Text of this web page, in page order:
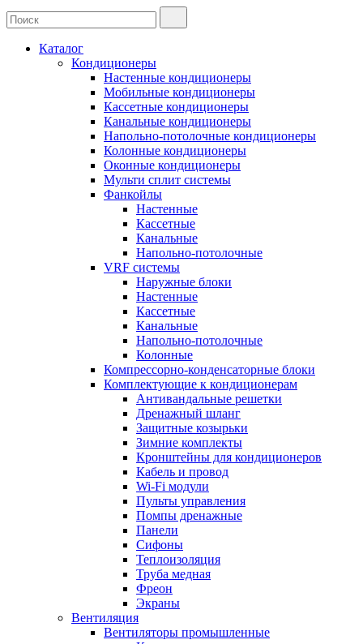
Каталог
Кондиционеры
Настенные кондиционеры
Мобильные кондиционеры
Кассетные кондиционеры
Канальные кондиционеры
Напольно-потолочные кондиционеры
Колонные кондиционеры
Оконные кондиционеры
Мульти сплит системы
Фанкойлы
Настенные
Кассетные
Канальные
Напольно-потолочные
VRF системы
Наружные блоки
Настенные
Кассетные
Канальные
Напольно-потолочные
Колонные
Компрессорно-конденсаторные блоки
Комплектующие к кондиционерам
Антивандальные решетки
Дренажный шланг
Защитные козырьки
Зимние комплекты
Кронштейны для кондиционеров
Кабель и провод
Wi-Fi модули
Пульты управления
Помпы дренажные
Панели
Сифоны
Теплоизоляция
Труба медная
Фреон
Экраны
Вентиляция
Вентиляторы промышленные